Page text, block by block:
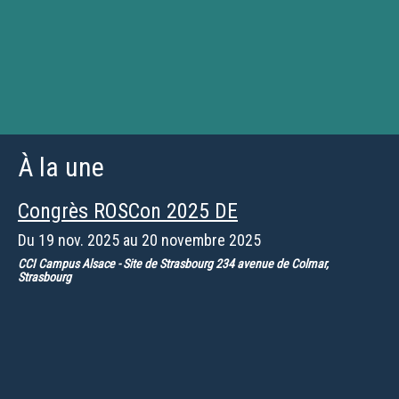
À la une
Congrès ROSCon 2025 DE
Du 19 nov. 2025 au 20 novembre 2025
CCI Campus Alsace - Site de Strasbourg 234 avenue de Colmar,
Strasbourg